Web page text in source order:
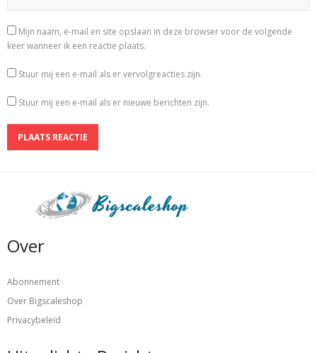
Mijn naam, e-mail en site opslaan in deze browser voor de volgende
keer wanneer ik een reactie plaats.
Stuur mij een e-mail als er vervolgreacties zijn.
Stuur mij een e-mail als er nieuwe berichten zijn.
Over
Abonnement
Over Bigscaleshop
Privacybeleid